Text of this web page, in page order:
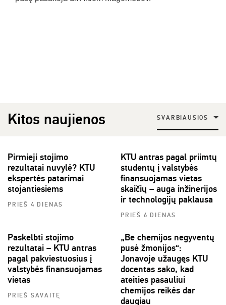
Kitos naujienos SVARBIAUSIOS
Pirmieji stojimo
rezultatai nuvylė? KTU
ekspertės patarimai
stojantiesiems
PRIEŠ 4 DIENAS
KTU antras pagal priimtų
studentų į valstybės
finansuojamas vietas
skaičių – auga inžinerijos
ir technologijų paklausa
PRIEŠ 6 DIENAS
Paskelbti stojimo
rezultatai – KTU antras
pagal pakviestuosius į
valstybės finansuojamas
vietas
PRIEŠ SAVAITĘ
„Be chemijos negyventų
pusė žmonijos“:
Jonavoje užaugęs KTU
docentas sako, kad
ateities pasauliui
chemijos reikės dar
daugiau